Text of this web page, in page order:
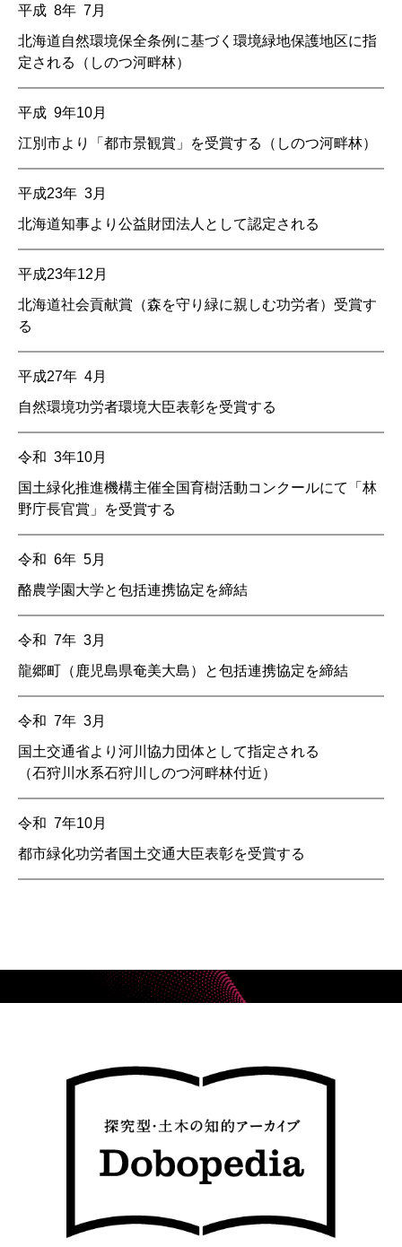
平成 8年 7月
北海道自然環境保全条例に基づく環境緑地保護地区に指
定される
（しのつ河畔林）
平成 9年10月
江別市より「都市景観賞」を受賞する
（しのつ河畔林）
平成23年 3月
北海道知事より公益財団法人として認定される
平成23年12月
北海道社会貢献賞（森を守り緑に親しむ功労者）受賞す
る
平成27年 4月
自然環境功労者環境大臣表彰を受賞する
令和 3年10月
国土緑化推進機構主催全国育樹活動コンクールにて「林
野庁長官賞」を受賞する
令和 6年 5月
酪農学園大学と包括連携協定を締結
令和 7年 3月
龍郷町（鹿児島県奄美大島）と包括連携協定を締結
令和 7年 3月
国土交通省より河川協力団体として指定される
（石狩川水系石狩川しのつ河畔林付近）
令和 7年10月
都市緑化功労者国土交通大臣表彰を受賞する